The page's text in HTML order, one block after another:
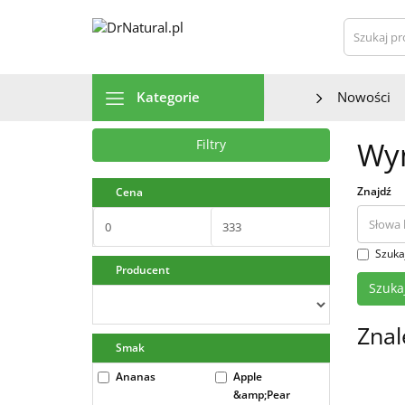
Kategorie Nowości
Filtry
Cena
Producent
Smak
Ananas
Apple
&amp;Pear
Znajdź